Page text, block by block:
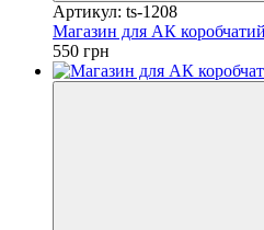
Артикул: ts-1208
Магазин для АК
550 грн